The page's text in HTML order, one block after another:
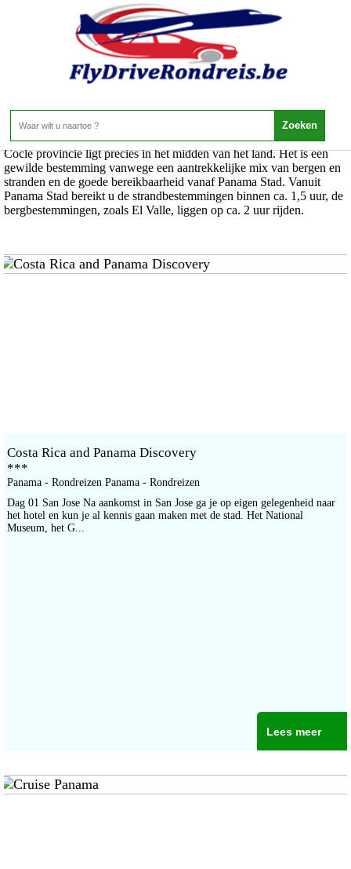
Panama - Cocle Province
Home>
Cocle provincie ligt precies in het midden van het land. Het is een
gewilde bestemming vanwege een aantrekkelijke mix van bergen en
stranden en de goede bereikbaarheid vanaf Panama Stad. Vanuit
Panama Stad bereikt u de strandbestemmingen binnen ca. 1,5 uur, de
bergbestemmingen, zoals El Valle, liggen op ca. 2 uur rijden.
Costa Rica and Panama Discovery
***
Panama - Rondreizen Panama - Rondreizen
Dag 01 San Jose Na aankomst in San Jose ga je op eigen gelegenheid naar
het hotel en kun je al kennis gaan maken met de stad. Het National
Museum, het G...
Lees meer